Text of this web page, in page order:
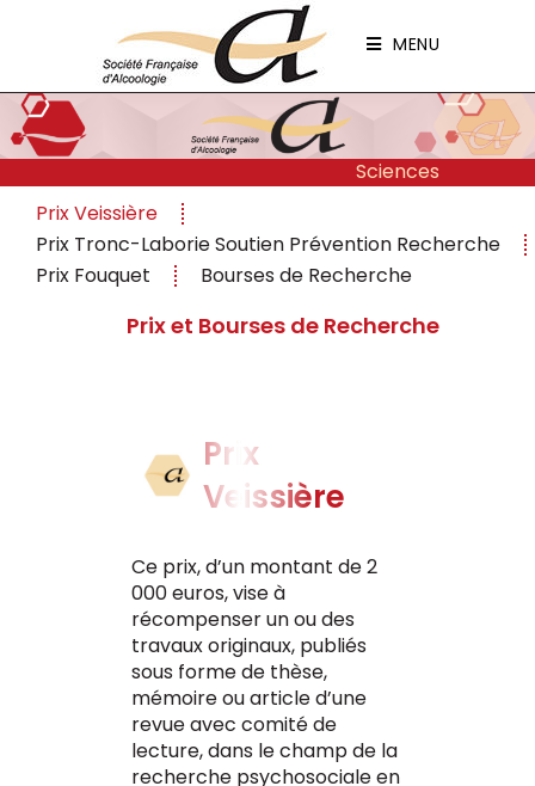
Panneau de gestion des cookies
MENU
Sciences
Prix Veissière
Prix Tronc-Laborie Soutien Prévention Recherche
Prix Fouquet
Bourses de Recherche
Prix et Bourses de Recherche
Prix
Veissière
Ce prix, d’un montant de 2
000 euros, vise à
récompenser un ou des
travaux originaux, publiés
sous forme de thèse,
mémoire ou article d’une
revue avec comité de
lecture, dans le champ de la
recherche psychosociale en